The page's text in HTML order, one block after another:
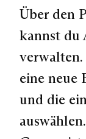
Über den
kannst du
verwalten.
eine neue
und die